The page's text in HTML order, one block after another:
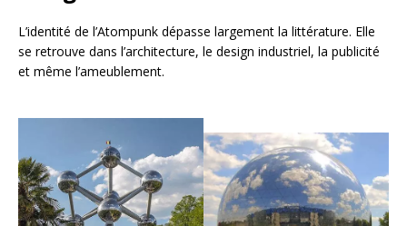
L’identité de l’Atompunk dépasse largement la littérature. Elle
se retrouve dans l’architecture, le design industriel, la publicité
et même l’ameublement.